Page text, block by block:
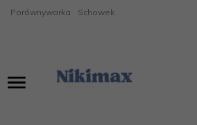
Porównywarka Schowek